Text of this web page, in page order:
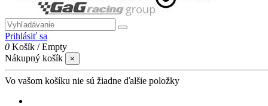
Prihlásiť sa
0 Košík /Empty
Nákupný košík
×
Vo vašom košíku nie sú žiadne ďalšie položky